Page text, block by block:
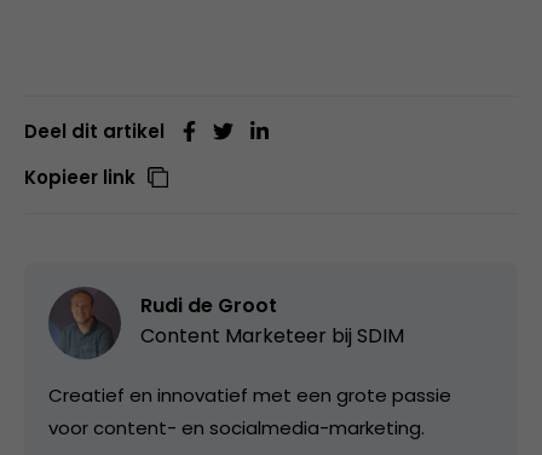
Deel dit artikel
Kopieer link
Rudi de Groot
Content Marketeer bij SDIM
Creatief en innovatief met een grote passie
voor content- en socialmedia-marketing.